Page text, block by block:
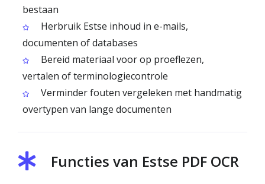
bestaan
Herbruik Estse inhoud in e-mails,
documenten of databases
Bereid materiaal voor op proeflezen,
vertalen of terminologiecontrole
Verminder fouten vergeleken met handmatig
overtypen van lange documenten
Functies van Estse PDF OCR